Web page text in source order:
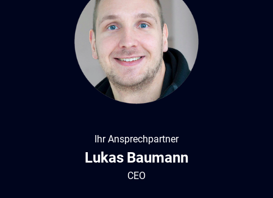
Ihr Ansprechpartner
Lukas Baumann
CEO